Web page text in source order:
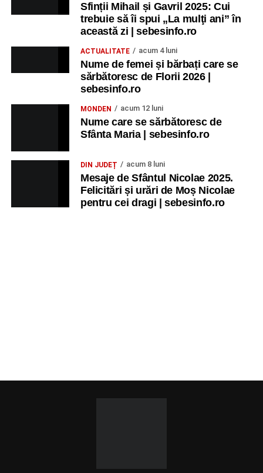
Sfinții Mihail și Gavril 2025: Cui
trebuie să îi spui „La mulţi ani” în
această zi | sebesinfo.ro
ACTUALITATE acum 4 luni
Nume de femei și bărbați care se
sărbătoresc de Florii 2026 |
sebesinfo.ro
MONDEN acum 12 luni
Nume care se sărbătoresc de
Sfânta Maria | sebesinfo.ro
DIN JUDEȚ acum 8 luni
Mesaje de Sfântul Nicolae 2025.
Felicitări și urări de Moș Nicolae
pentru cei dragi | sebesinfo.ro